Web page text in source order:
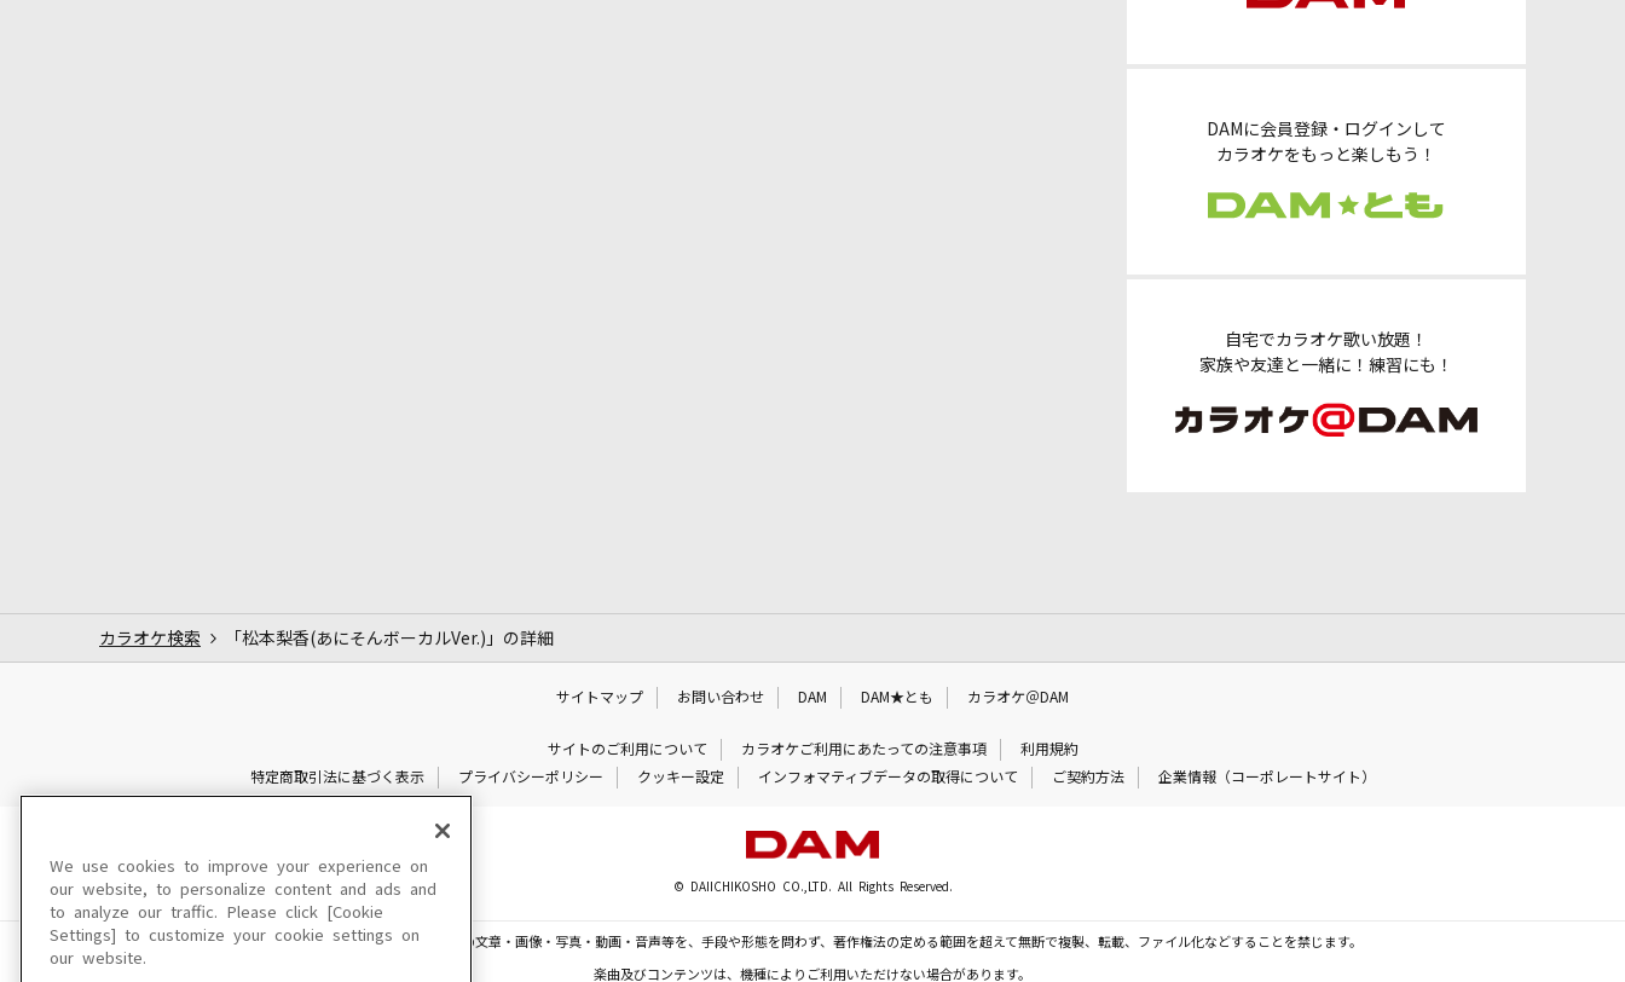
DAMに会員登録・ログインして
カラオケをもっと楽しもう！
自宅でカラオケ歌い放題！
家族や友達と一緒に！練習にも！
カラオケ検索 「松本梨香(あにそんボーカルVer.)」の詳細
サイトマップ お問い合わせ DAM DAM★とも カラオケ＠DAM
サイトのご利用について カラオケご利用にあたっての注意事項
利用規約
特定商取引法に基づく表示
プライバシーポリシー クッキー設定 インフォマティブデータの取得について ご契約方法 企業情報（コーポレートサイト）
© DAIICHIKOSHO CO.,LTD. All Rights Reserved.
このサイトに掲載されている一切の文章・画像・写真・動画・音声等を、手段や形態を問わず、著作権法の定める範囲を超えて無断で複製、転載、ファイル化などすることを禁じます。
楽曲及びコンテンツは、機種によりご利用いただけない場合があります。
We use cookies to improve your experience on
our website, to personalize content and ads and
to analyze our traffic. Please click [Cookie
Settings] to customize your cookie settings on
our website.